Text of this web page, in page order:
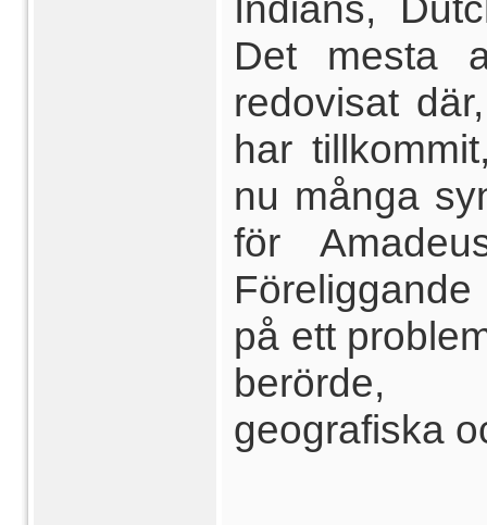
Det mesta
redovisat
har
nu många
för
på ett
berörde,
geografiska